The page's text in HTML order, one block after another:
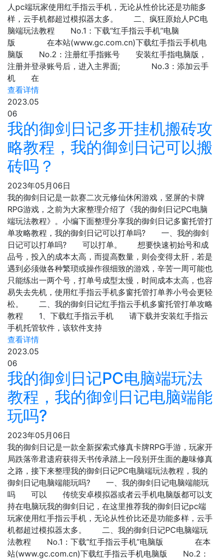
人pc端玩家使用红手指云手机，无论从性价比还是功能多
样，云手机都超过模拟器太多。 二、疯狂原始人PC电
脑端玩法教程 No.1：下载“红手指云手机”电脑
版 在本站(www.gc.com.cn)下载红手指云手机电
脑版 No.2：注册红手指账号 安装红手指电脑版，
注册并登录账号后，进入主界面; No.3：添加云手
机 在
查看详情
2023.05
06
我的御剑日记多开挂机搬砖攻
略教程，我的御剑日记可以搬
砖吗？
2023年05月06日
我的御剑日记是一款赛二次元修仙休闲游戏，竖屏的卡牌
RPG游戏，之前为大家整理介绍了《我的御剑日记PC电脑
端玩法教程》。小编下面整理分享我的御剑日记多窗托管打
单攻略教程，我的御剑日记可以打单吗? 一、我的御剑
日记可以打单吗? 可以打单。 想要快速初始号和成
品号，投入的成本太高，而提高数量，则会变得太肝，若是
遇到必须做各种繁琐或操作很细致的游戏，辛苦一周可能也
只能练出一两个号，打单号成型太慢，时间成本太高，也容
易失去先机，使用红手指云手机多窗托管打单养小号会更轻
松。 二、我的御剑日记红手指云手机多窗托管打单攻略
教程 1、下载红手指云手机 请下载并安装红手指云
手机托管软件，该软件支持
查看详情
2023.05
06
我的御剑日记PC电脑端玩法
教程，我的御剑日记电脑端能
玩吗?
2023年05月06日
我的御剑日记是一款全新探索式修真卡牌RPG手游，玩家开
局跌落帝君遗府获得天书传承踏上一段别开生面的趣味修真
之路，接下来整理我的御剑日记PC电脑端玩法教程，我的
御剑日记电脑端能玩吗? 一、我的御剑日记电脑端能玩
吗 可以 传统安卓模拟器或者云手机电脑版都可以支
持在电脑玩我的御剑日记，在这里推荐我的御剑日记pc端
玩家使用红手指云手机，无论从性价比还是功能多样，云手
机都超过模拟器太多。 二、我的御剑日记PC电脑端玩
法教程 No.1：下载“红手指云手机”电脑版 在本
站(www.gc.com.cn)下载红手指云手机电脑版 No.2：